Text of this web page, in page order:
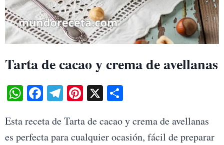
Tarta de cacao y crema de avellanas
WhatsApp
Facebook
Telegram
Pinterest
X Share
Esta receta de Tarta de cacao y crema de avellanas
es perfecta para cualquier ocasión, fácil de preparar